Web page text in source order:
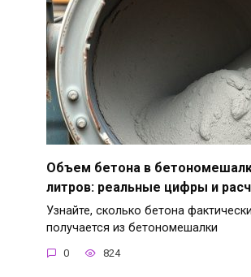
Объем бетона в
литров: реальные цифры и
Узнайте, сколько бетона фактически
получается из бетономешалки
0 824